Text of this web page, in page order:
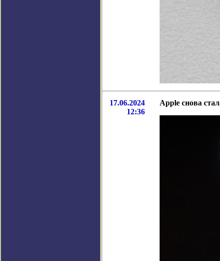
17.06.2024
12:36
Apple снова